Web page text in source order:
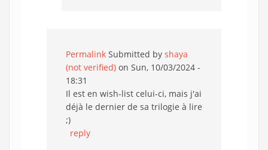
Permalink Submitted by shaya
(not verified) on Sun, 10/03/2024 -
18:31
Il est en wish-list celui-ci, mais j'ai
déjà le dernier de sa trilogie à lire
;)
reply